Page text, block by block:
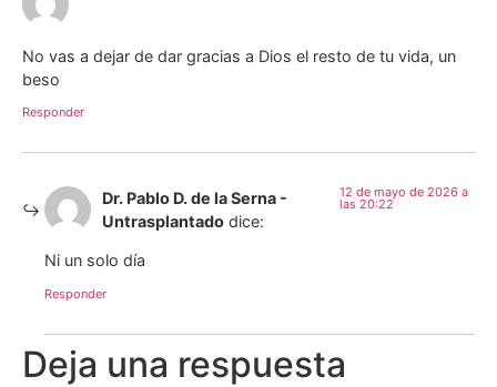
No vas a dejar de dar gracias a Dios el resto de tu vida, un
beso
Responder
Dr. Pablo D. de la Serna -
Untrasplantado dice:
12 de mayo de 2026 a
las 20:22
Ni un solo día
Responder
Deja una respuesta